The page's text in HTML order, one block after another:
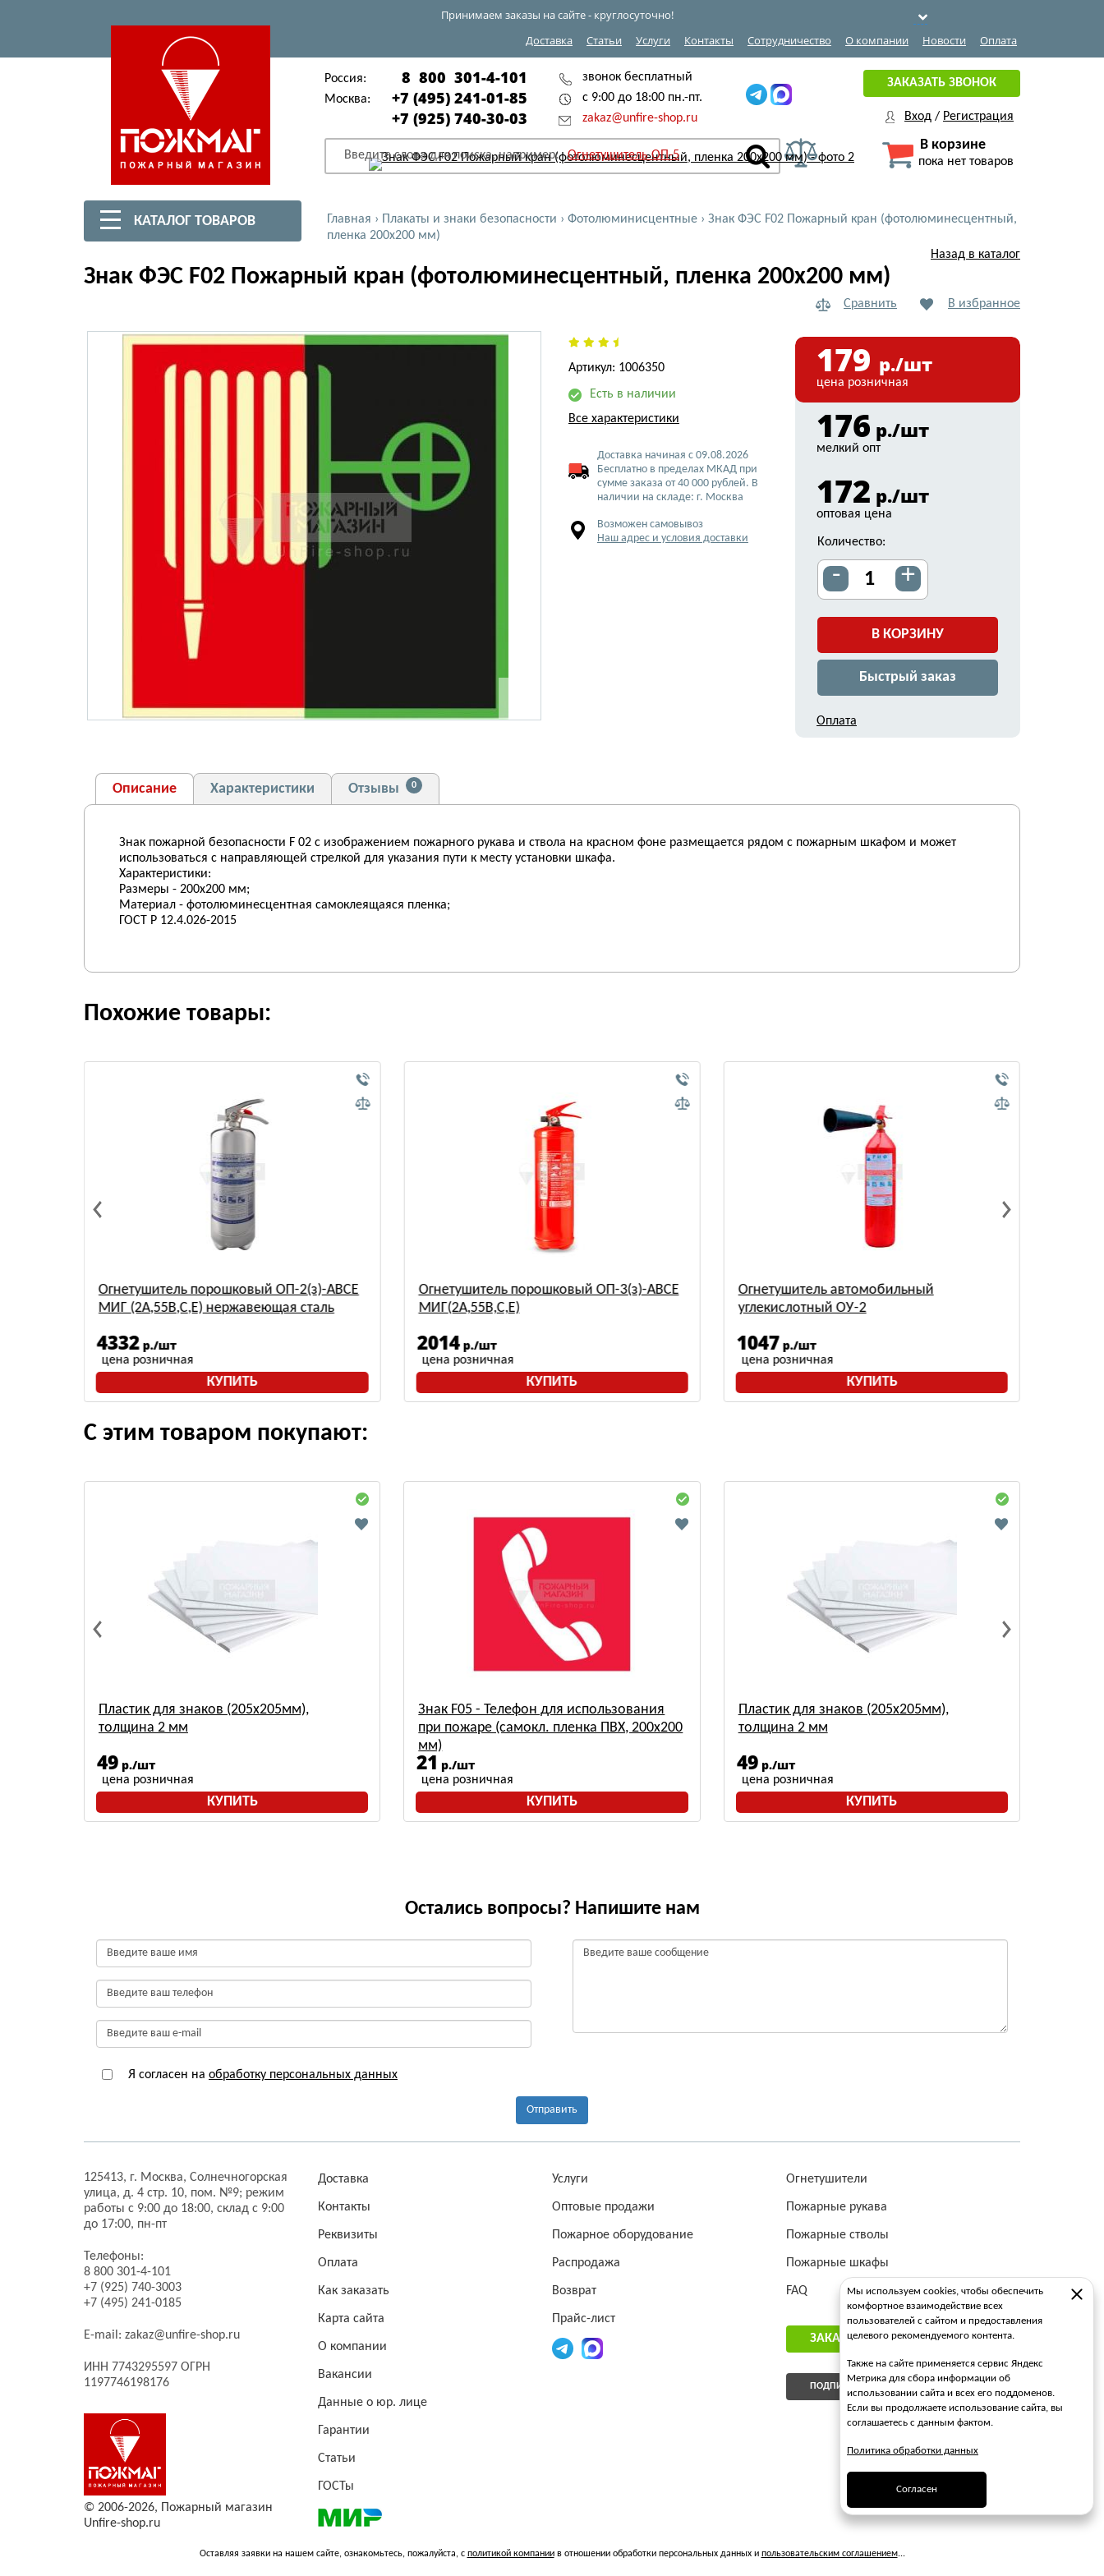
Принимаем заказы на сайте - круглосуточно!
Доставка
Статьи Услуги Контакты Сотрудничество О компании Новости Оплата
Россия: 8 800 301-4-101
Москва:
+7 (495) 241-01-85
+7 (925) 740-30-03
звонок бесплатный
с 9:00 до 18:00 пн.-пт.
zakaz@unfire-shop.ru
Введите слова для поиска, например: Огнетушитель ОП-5
ЗАКАЗАТЬ ЗВОНОК
Вход / Регистрация
В корзине
пока нет товаров
КАТАЛОГ ТОВАРОВ Главная › Плакаты и знаки безопасности › Фотолюминисцентные › Знак ФЭС F02 Пожарный кран (фотолюминесцентный,
пленка 200x200 мм)
Знак ФЭС F02 Пожарный кран (фотолюминесцентный, пленка 200x200 мм)
Назад в каталог
Сравнить В избранное
Артикул: 1006350
Есть в наличии
Все характеристики
Доставка начиная с 09.08.2026
Бесплатно в пределах МКАД при
сумме заказа от 40 000 рублей. В
наличии на складе: г. Москва
Возможен самовывоз
Наш адрес и условия доставки
179 р./шт
цена розничная
176 р./шт
мелкий опт
172 р./шт
оптовая цена
Количество:
- +
В КОРЗИНУ
Быстрый заказ
Оплата
Описание Характеристики Отзывы 0
Знак пожарной безопасности F 02 с изображением пожарного рукава и ствола на красном фоне размещается рядом с пожарным шкафом и может
использоваться с направляющей стрелкой для указания пути к месту установки шкафа.
Характеристики:
Размеры - 200х200 мм;
Материал - фотолюминесцентная самоклеящаяся пленка;
ГОСТ Р 12.4.026-2015
Похожие товары:
Огнетушитель порошковый ОП-2(з)-АВСЕ
МИГ (2А,55В,С,Е) нержавеющая сталь
4332 р./шт
цена розничная
КУПИТЬ
Огнетушитель порошковый ОП-3(з)-ABCE
МИГ(2A,55B,С,Е)
2014 р./шт
цена розничная
КУПИТЬ
Огнетушитель автомобильный
углекислотный ОУ-2
1047 р./шт
цена розничная
КУПИТЬ
С этим товаром покупают:
Пластик для знаков (205х205мм),
толщина 2 мм
49 р./шт
цена розничная
КУПИТЬ
Знак F05 - Телефон для использования
при пожаре (самокл. пленка ПВХ, 200х200
мм)
21 р./шт
цена розничная
КУПИТЬ
Пластик для знаков (205х205мм),
толщина 2 мм
49 р./шт
цена розничная
КУПИТЬ
Остались вопросы? Напишите нам
Я согласен на обработку персональных данных
Отправить
125413, г. Москва, Солнечногорская
улица, д. 4 стр. 10, пом. №9; режим
работы с 9:00 до 18:00, склад с 9:00
до 17:00, пн-пт
Телефоны:
8 800 301-4-101
+7 (925) 740-3003
+7 (495) 241-0185
E-mail: zakaz@unfire-shop.ru
ИНН 7743295597 ОГРН
1197746198176
© 2006-2026,
Пожарный магазин
Unfire-shop.ru
Доставка
Контакты
Реквизиты
Оплата
Как заказать
Карта сайта
О компании
Вакансии
Данные о юр. лице
Гарантии
Статьи
ГОСТы
Услуги
Оптовые продажи
Пожарное оборудование
Распродажа
Возврат
Прайс-лист
Огнетушители
Пожарные рукава
Пожарные стволы
Пожарные шкафы
FAQ
ЗАКАЗАТЬ ЗВОНОК
ПОДПИСАТЬСЯ НА РАССЫЛКУ
Оставляя заявки на нашем сайте, ознакомьтесь, пожалуйста, с политикой компаниив отношении обработки персональных данных и пользовательским соглашением...
Мы используем cookies, чтобы обеспечить
комфортное взаимодействие всех
пользователей с сайтом и предоставления
целевого рекомендуемого контента.
Также на сайте применяется сервис Яндекс
Метрика для сбора информации об
использовании сайта и всех его поддоменов.
Если вы продолжаете использование сайта, вы
соглашаетесь с данным фактом.
Политика обработки данных
Согласен